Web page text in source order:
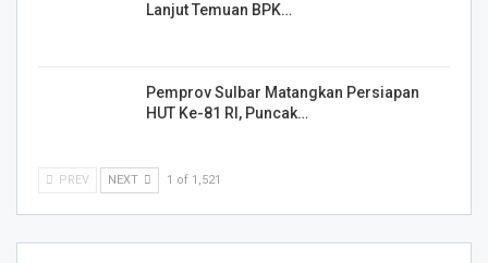
Lanjut Temuan BPK…
Pemprov Sulbar Matangkan Persiapan
HUT Ke-81 RI, Puncak…
PREV NEXT 1 of 1,521